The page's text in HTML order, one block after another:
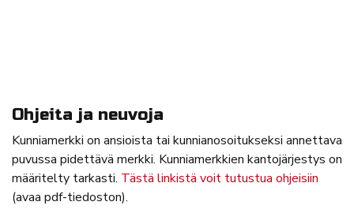
Ohjeita ja neuvoja
Kunniamerkki on ansioista tai kunnianosoitukseksi annettava
puvussa pidettävä merkki. Kunniamerkkien kantojärjestys on
määritelty tarkasti. Tästä linkistä voit tutustua ohjeisiin
(avaa pdf-tiedoston).